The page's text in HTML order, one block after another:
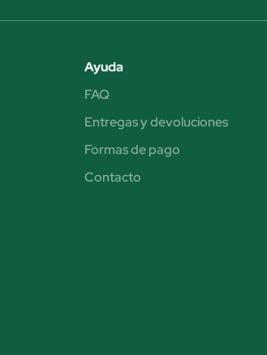
Ayuda
FAQ
Entregas y devoluciones
Formas de pago
Contacto